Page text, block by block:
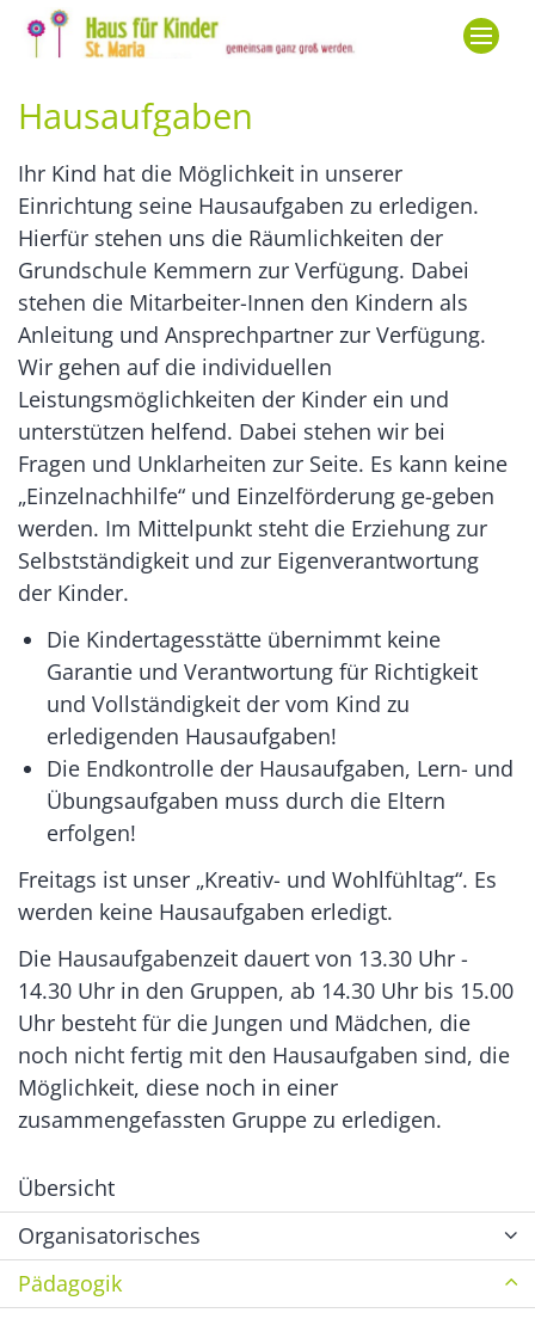
Zum Inhalt springen
Hausaufgaben
Ihr Kind hat die Möglichkeit in unserer
Einrichtung seine Hausaufgaben zu erledigen.
Hierfür stehen uns die Räumlichkeiten der
Grundschule Kemmern zur Verfügung. Dabei
stehen die Mitarbeiter-Innen den Kindern als
Anleitung und Ansprechpartner zur Verfügung.
Wir gehen auf die individuellen
Leistungsmöglichkeiten der Kinder ein und
unterstützen helfend. Dabei stehen wir bei
Fragen und Unklarheiten zur Seite. Es kann keine
„Einzelnachhilfe“ und Einzelförderung ge-geben
werden. Im Mittelpunkt steht die Erziehung zur
Selbstständigkeit und zur Eigenverantwortung
der Kinder.
Die Kindertagesstätte übernimmt keine
Garantie und Verantwortung für Richtigkeit
und Vollständigkeit der vom Kind zu
erledigenden Hausaufgaben!
Die Endkontrolle der Hausaufgaben, Lern- und
Übungsaufgaben muss durch die Eltern
erfolgen!
Freitags ist unser „Kreativ- und Wohlfühltag“. Es
werden keine Hausaufgaben erledigt.
Die Hausaufgabenzeit dauert von 13.30 Uhr -
14.30 Uhr in den Gruppen, ab 14.30 Uhr bis 15.00
Uhr besteht für die Jungen und Mädchen, die
noch nicht fertig mit den Hausaufgaben sind, die
Möglichkeit, diese noch in einer
zusammengefassten Gruppe zu erledigen.
Übersicht
Organisatorisches
Pädagogik